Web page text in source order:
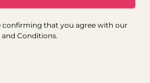
confirming that you agree with our
and Conditions.